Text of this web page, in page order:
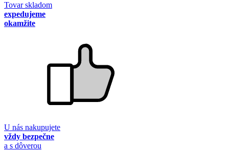
Tovar skladom
expedujeme
okamžite
U nás nakupujete
vždy bezpečne
a s dôverou